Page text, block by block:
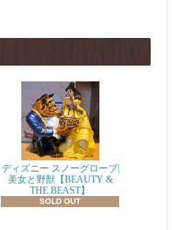
ディズニー スノーグローブ|
美女と野獣【BEAUTY &
THE BEAST】
SOLD OUT